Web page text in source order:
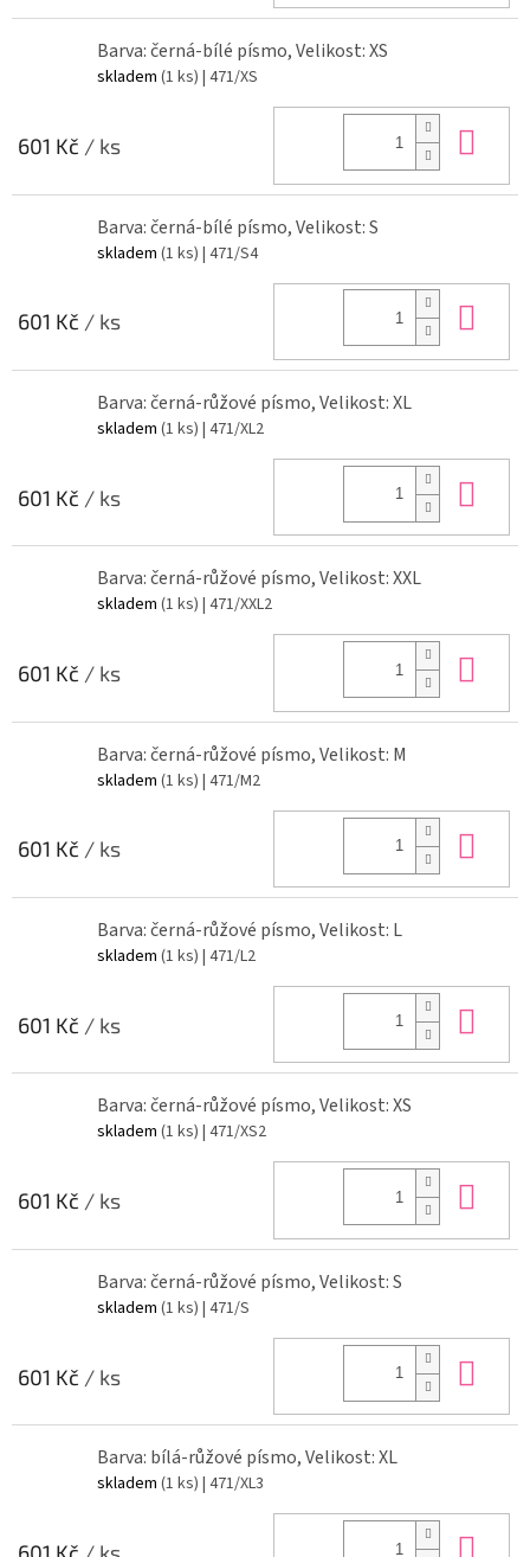
Barva: černá-bílé písmo, Velikost: XS
skladem (1 ks) | 471/XS
601 Kč / ks
Barva: černá-bílé písmo, Velikost: S
skladem (1 ks) | 471/S4
601 Kč / ks
Barva: černá-růžové písmo, Velikost: XL
skladem (1 ks) | 471/XL2
601 Kč / ks
Barva: černá-růžové písmo, Velikost: XXL
skladem (1 ks) | 471/XXL2
601 Kč / ks
Barva: černá-růžové písmo, Velikost: M
skladem (1 ks) | 471/M2
601 Kč / ks
Barva: černá-růžové písmo, Velikost: L
skladem (1 ks) | 471/L2
601 Kč / ks
Barva: černá-růžové písmo, Velikost: XS
skladem (1 ks) | 471/XS2
601 Kč / ks
Barva: černá-růžové písmo, Velikost: S
skladem (1 ks) | 471/S
601 Kč / ks
Barva: bílá-růžové písmo, Velikost: XL
skladem (1 ks) | 471/XL3